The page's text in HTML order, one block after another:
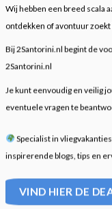
Wij hebben een breed scala
ontdekken of avontuur zoekt
Bij 2Santorini.nl begint de
2Santorini.nl
Je kunt eenvoudig en veilig
eventuele vragen te
Specialist in
inspirerende blogs, tips en
VIND HIER DE